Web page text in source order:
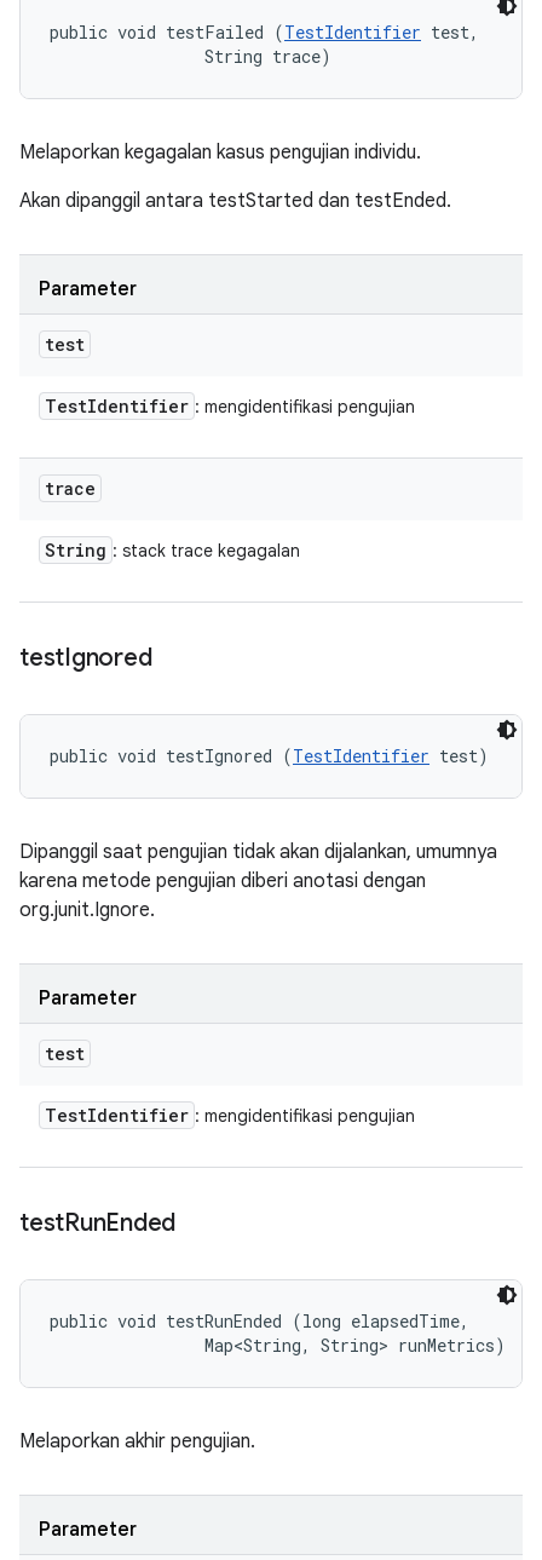
public void testFailed (TestIdentifier test,
                String trace)
Melaporkan kegagalan kasus pengujian individu.
Akan dipanggil antara testStarted dan testEnded.
Parameter
test
TestIdentifier : mengidentifikasi pengujian
trace
String : stack trace kegagalan
testIgnored
public void testIgnored (TestIdentifier test)
Dipanggil saat pengujian tidak akan dijalankan, umumnya
karena metode pengujian diberi anotasi dengan
org.junit.Ignore.
Parameter
test
TestIdentifier : mengidentifikasi pengujian
testRunEnded
public void testRunEnded (long elapsedTime,
                Map<String, String> runMetrics)
Melaporkan akhir pengujian.
Parameter